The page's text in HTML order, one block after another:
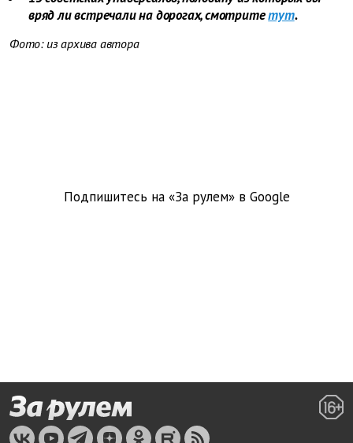
вряд ли встречали на дорогах, смотритетут.
Фото: из архива автора
Подпишитесь на «За рулем» в Google